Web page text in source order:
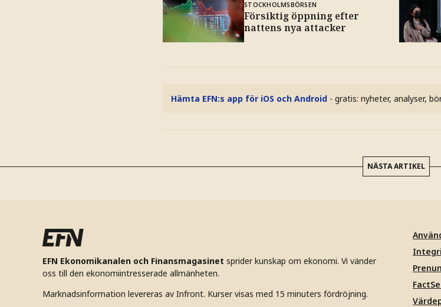
STOCKHOLMSBÖRSEN
Försiktig öppning efter
nattens nya attacker
Hämta EFN:s app för iOS och Android - gratis: nyheter, analyser,
NÄSTA ARTIKEL
EFN Ekonomikanalen och Finansmagasinet sprider kunskap om ekonomi. Vi vänder
oss till den ekonomiintresserade allmänheten.
Marknadsinformation levereras av Infront. Kurser visas med 15 minuters fördröjning.